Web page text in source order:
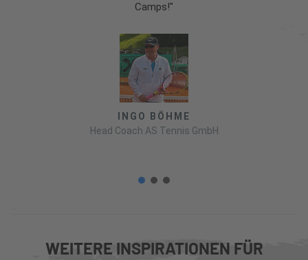
Camps!"
INGO BÖHME
Head Coach AS Tennis GmbH
WEITERE INSPIRATIONEN FÜR